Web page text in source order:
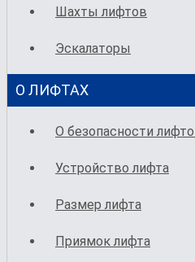
Шахты лифтов
Эскалаторы
О ЛИФТАХ
О безопасности
Устройство лифта
Размер лифта
Приямок лифта